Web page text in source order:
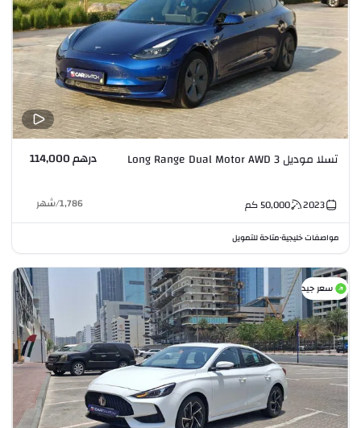
تسلا موديل 3 Long Range Dual Motor AWD درهم 114,000
2023
50,000كم 1,786
/شهر
مواصفات خليجية•متاحة للتمويل
سعر جيد